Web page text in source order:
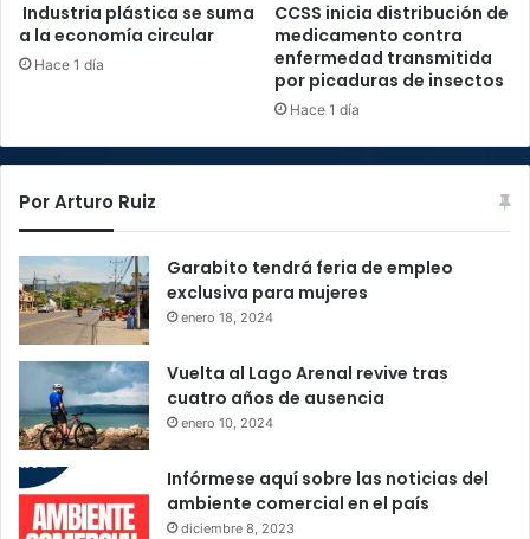
Industria plástica se suma
a la economía circular
Hace 1 día
CCSS inicia distribución de
medicamento contra
enfermedad transmitida
por picaduras de insectos
Hace 1 día
Por Arturo Ruiz
Garabito tendrá feria de empleo
exclusiva para mujeres
enero 18, 2024
Vuelta al Lago Arenal revive tras
cuatro años de ausencia
enero 10, 2024
Infórmese aquí sobre las noticias del
ambiente comercial en el país
diciembre 8, 2023